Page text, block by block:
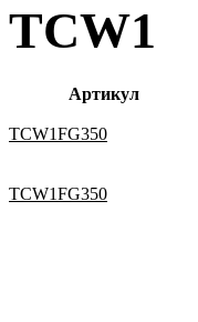
TCW1
Артикул
TCW1FG350
TCW1FG350